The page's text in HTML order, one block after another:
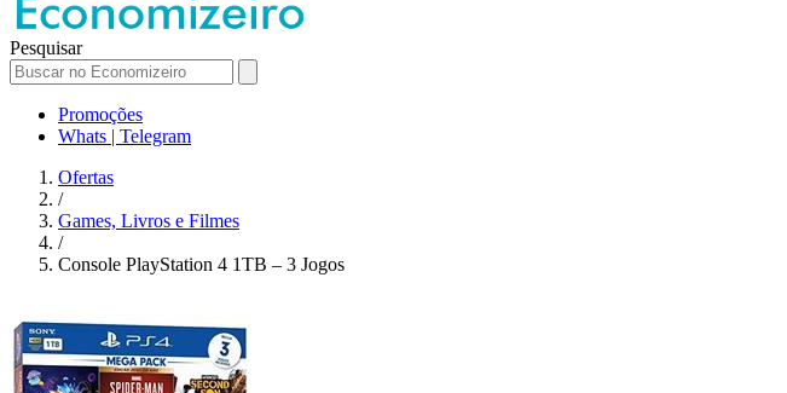
Pesquisar
Promoções
Whats | Telegram
Ofertas
/
Games, Livros e Filmes
/
Console PlayStation 4 1TB – 3 Jogos